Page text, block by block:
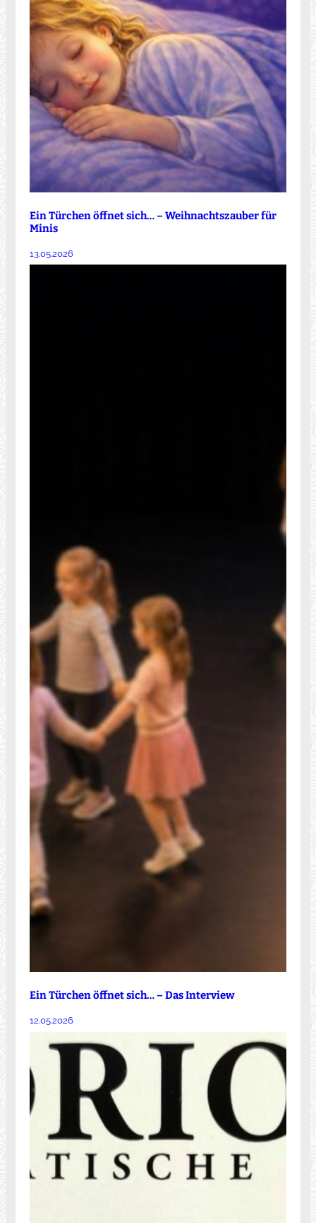
Ein Türchen öffnet sich… – Weihnachtszauber für
Minis
13.05.2026
Ein Türchen öffnet sich… – Das Interview
12.05.2026